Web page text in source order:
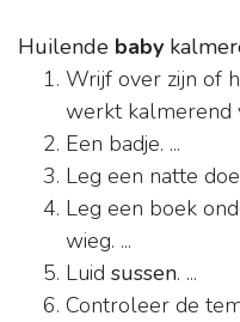
Huilende baby
Wrijf over zijn of
werkt kalmerend
Een badje. ...
Leg een natte
Leg een boek
wieg. ...
Luid sussen. ...
Controleer de